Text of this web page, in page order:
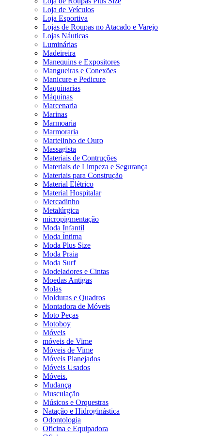
Loja de Veículos
Loja Esportiva
Lojas de Roupas no Atacado e Varejo
Lojas Náuticas
Luminárias
Madeireira
Manequins e Expositores
Mangueiras e Conexões
Manicure e Pedicure
Maquinarias
Máquinas
Marcenaria
Marinas
Marmoaria
Marmoraria
Martelinho de Ouro
Massagista
Materiais de Contruções
Materiais de Limpeza e Segurança
Materiais para Construção
Material Elétrico
Material Hospitalar
Mercadinho
Metalúrgica
micropigmentação
Moda Infantil
Moda Íntima
Moda Plus Size
Moda Praia
Moda Surf
Modeladores e Cintas
Moedas Antigas
Molas
Molduras e Quadros
Montadora de Móveis
Moto Peças
Motoboy
Móveis
móveis de Vime
Móveis de Vime
Móveis Planejados
Móveis Usados
Móveis.
Mudança
Musculação
Músicos e Orquestras
Natação e Hidroginástica
Odontologia
Oficina e Equipadora